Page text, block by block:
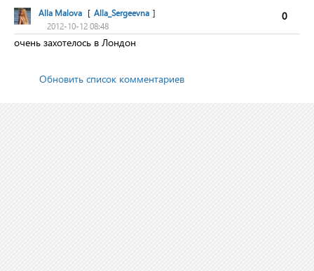
0
Alla Malova [ Alla_Sergeevna ]
2012-10-12 08:48
очень захотелось в Лондон
Обновить список комментариев